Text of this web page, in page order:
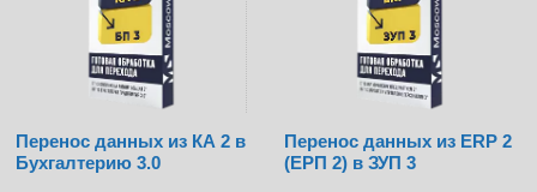
Перенос данных из КА 2 в
Бухгалтерию 3.0
Перенос данных из ERP 2
(ЕРП 2) в ЗУП 3